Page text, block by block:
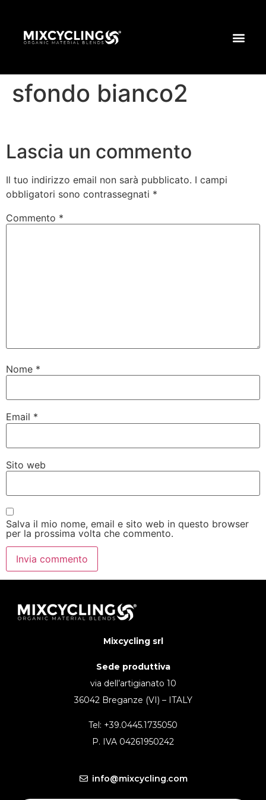
sfondo bianco2
Lascia un commento
Il tuo indirizzo email non sarà pubblicato. I campi
obbligatori sono contrassegnati *
Commento *
Nome *
Email *
Sito web
Salva il mio nome, email e sito web in questo browser
per la prossima volta che commento.
Mixcycling srl
Sede produttiva
via dell’artigianato 10
36042 Breganze (VI) – ITALY
Tel: +39.0445.1735050
P. IVA 04261950242
info@mixcycling.com